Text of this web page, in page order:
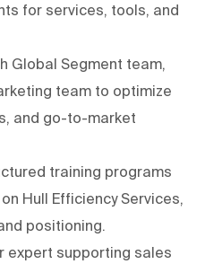
for services, tools, and
Global Segment team,
team to optimize
and go-to-market
training programs
Hull Efficiency Services,
positioning.
expert supporting sales